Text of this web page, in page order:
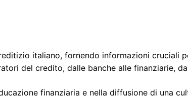
italiano, fornendo informazioni cruciali
del credito, dalle banche alle finanziarie,
finanziaria e nella diffusione di una